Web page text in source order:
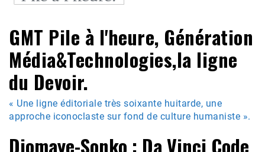
GMT Pile à l'heure, Génération
Média&Technologies,la ligne
du Devoir.
« Une ligne éditoriale très soixante huitarde, une
approche iconoclaste sur fond de culture humaniste ».
Diomaye-Sonko : Da Vinci Code